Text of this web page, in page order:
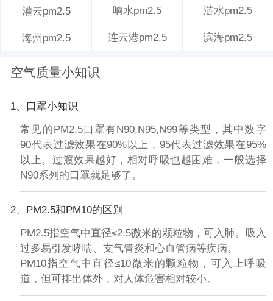
灌云pm2.5 响水pm2.5 涟水pm2.5
海州pm2.5 连云港pm2.5 滨海pm2.5
空气质量小知识
1、口罩小知识
常见的PM2.5口罩有N90,N95,N99等类型，其中数字
90代表过滤效果在90%以上，95代表过滤效果在95%
以上。过渡效果越好，相对呼吸也越困难，一般选择
N90系列的口罩就足够了。
2、PM2.5和PM10的区别
PM2.5指空气中直径≤2.5微米的颗粒物，可入肺。吸入
过多易引发哮喘、支气管炎和心血管病等疾病。
PM10指空气中直径≤10微米的颗粒物，可入上呼吸
道，但可排出体外，对人体危害相对较小。